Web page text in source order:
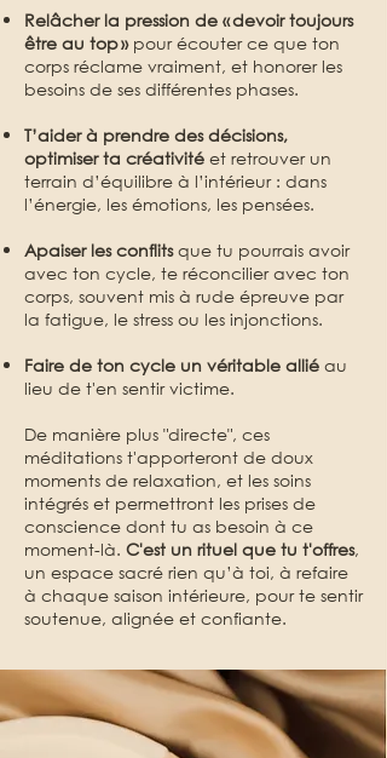
Relâcher la pression de « devoir toujours
être au top » pour écouter ce que ton
corps réclame vraiment, et honorer les
besoins de ses différentes phases.
T’aider à prendre des décisions,
optimiser ta créativité et retrouver un
terrain d’équilibre à l’intérieur : dans
l’énergie, les émotions, les pensées.
Apaiser les conflitsque tu pourrais avoir
avec ton cycle, te réconcilier avec ton
corps, souvent mis à rude épreuve par
la fatigue, le stress ou les injonctions.
Faire de ton cycle un véritable allié au
lieu de t'en sentir victime.
De manière plus "directe", ces
méditations t'apporteront de doux
moments de relaxation, et les soins
intégrés et permettront les prises de
conscience dont tu as besoin à ce
moment-là.​ C'est un rituel que tu t'offres,
un espace sacré rien qu’à toi, à refaire
à chaque saison intérieure, pour te sentir
soutenue, alignée et confiante.​